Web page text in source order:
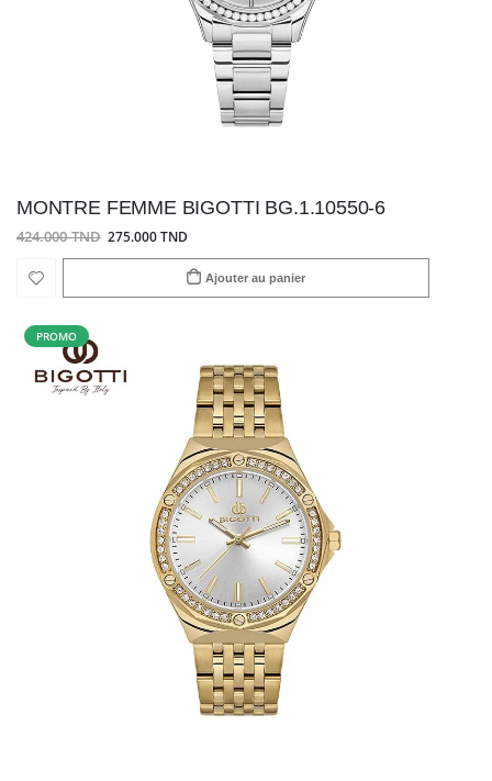
MONTRE FEMME BIGOTTI BG.1.10550-6
424.000 TND 275.000 TND
Ajouter au panier
PROMO